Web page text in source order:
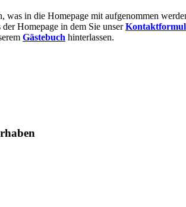
was in die Homepage mit aufgenommen
Homepage in dem Sie unser
Gästebuch hinterlassen.